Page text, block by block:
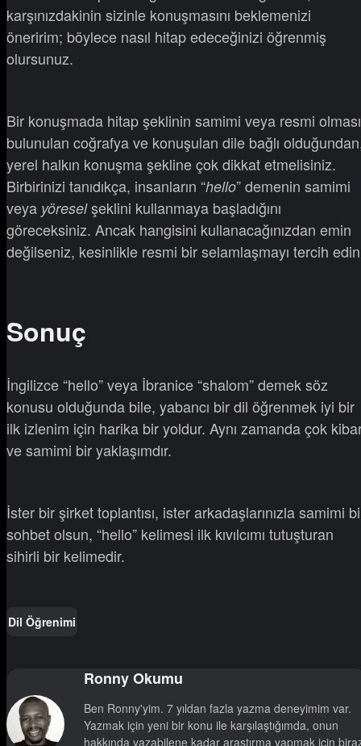
karşınızdakinin sizinle konuşmasını beklemenizi
öneririm; böylece nasıl hitap edeceğinizi öğrenmiş
olursunuz.
Bir konuşmada hitap şeklinin samimi veya resmi olması
bulunulan coğrafya ve konuşulan dile bağlı
yerel halkın konuşma şekline çok dikkat etmelisiniz.
Birbirinizi tanıdıkça, insanların “hello” demenin samimi
veya yöreselşeklini kullanmaya başladığını
göreceksiniz. Ancak hangisini kullanacağınızdan emin
değilseniz, kesinlikle resmi bir selamlaşmayı tercih
Sonuç
İngilizce “hello” veya İbranice “shalom” demek söz
konusu olduğunda bile, yabancı bir dil öğrenmek iyi bir
ilk izlenim için harika bir yoldur. Aynı zamanda çok
ve samimi bir yaklaşımdır.
İster bir şirket toplantısı, ister arkadaşlarınızla samimi
sohbet olsun, “hello” kelimesi ilk kıvılcımı tutuşturan
sihirli bir kelimedir.
Dil Öğrenimi
Ronny Okumu
Ben Ronny'yim. 7 yıldan fazla yazma deneyimim var.
Yazmak için yeni bir konu ile karşılaştığımda, onun
hakkında yazabilene kadar araştırma yapmak için